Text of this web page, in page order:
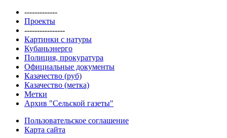
-------------
Проекты
----------------
Картинки с натуры
Кубаньэнерго
Полиция, прокуратура
Официальные документы
Казачество (руб)
Казачество (метка)
Метки
Архив "Сельской газеты"
Пользовательское соглашение
Карта сайта